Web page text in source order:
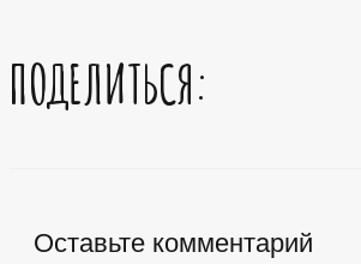
ПОДЕЛИТЬСЯ:
Оставьте комментарий